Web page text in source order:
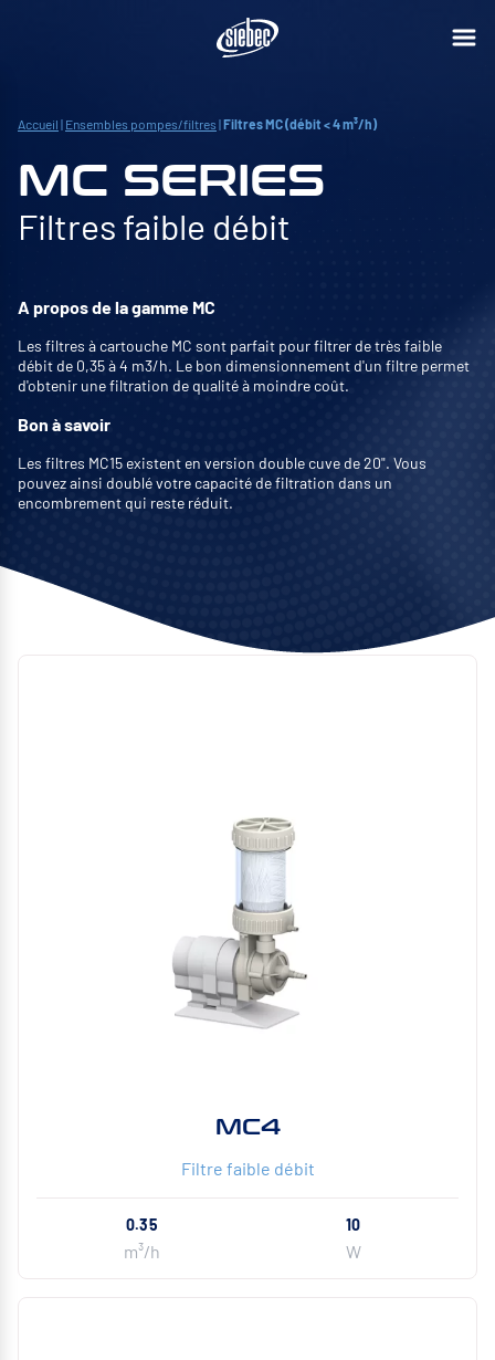
Accueil | Ensembles pompes/filtres |Filtres MC (débit < 4 m³/h)
MC SERIES
Filtres faible débit
A propos de la gamme MC
Les filtres à cartouche MC sont parfait pour filtrer de très faible
débit de 0,35 à 4 m3/h. Le bon dimensionnement d'un filtre permet
d'obtenir une filtration de qualité à moindre coût.
Bon à savoir
Les filtres MC15 existent en version double cuve de 20". Vous
pouvez ainsi doublé votre capacité de filtration dans un
encombrement qui reste réduit.
MC4
Filtre faible débit
0.35
m³/h
10
W